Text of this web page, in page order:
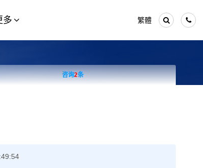
繁體
多
咨询2条